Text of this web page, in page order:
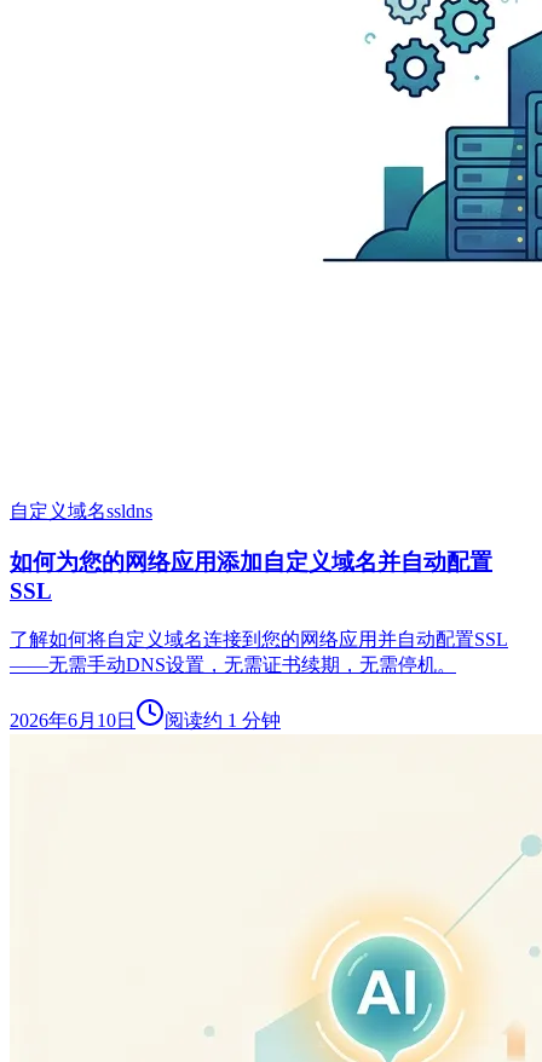
自定义域名ssldns
如何为您的网络应用添加自定义域名并自动配置
SSL
了解如何将自定义域名连接到您的网络应用并自动配置SSL
——无需手动DNS设置，无需证书续期，无需停机。
2026年6月10日 阅读约 1 分钟